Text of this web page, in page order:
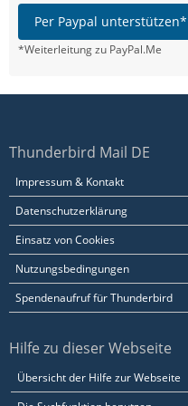
Per Paypal unterstützen*
*Weiterleitung zu PayPal.Me
Thunderbird Mail DE
Impressum & Kontakt
Datenschutzerklärung
Einsatz von Cookies
Nutzungsbedingungen
Spendenaufruf für Thunderbird
Hilfe zu dieser Webseite
Übersicht der Hilfe zur Webseite